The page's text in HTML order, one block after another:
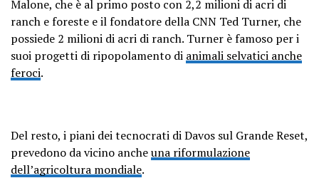
Malone, che è al primo posto con 2,2 milioni di acri di
ranch e foreste e il fondatore della CNN Ted Turner, che
possiede 2 milioni di acri di ranch. Turner è famoso per i
suoi progetti di ripopolamento di animali selvatici anche
feroci.
Del resto, i piani dei tecnocrati di Davos sul Grande Reset,
prevedono da vicino ancheuna riformulazione
dell’agricoltura mondiale.